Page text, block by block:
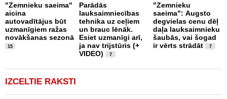
"Zemnieku saeima"
aicina
autovadītājus būt
uzmanīgiem ražas
novākšanas sezonā
15
Parādās
lauksaimniecības
tehnika uz ceļiem
un brauc lēnāk.
Esiet uzmanīgi arī,
ja nav trijstūris (+
VIDEO)
7
"Zemnieku
saeima": Augsto
degvielas cenu dēļ
daļa lauksaimnieku
šaubās, vai šogad
ir vērts strādāt
7
IZCELTIE RAKSTI